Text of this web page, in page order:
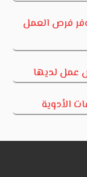
فرص العمل
عمل لديها
الأدوية